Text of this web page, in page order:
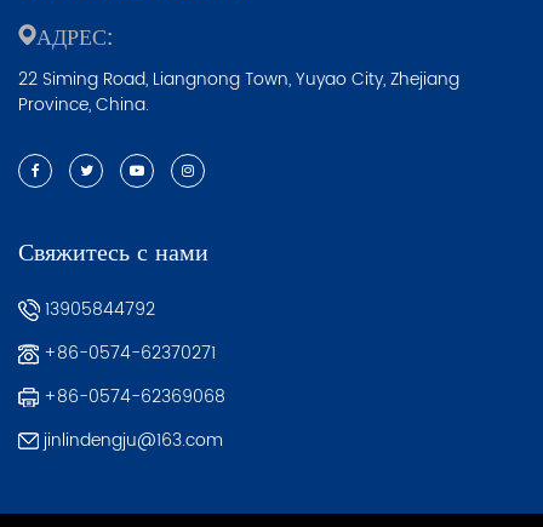
АДРЕС:
22 Siming Road, Liangnong Town, Yuyao City, Zhejiang
Province, China.
Свяжитесь с нами
13905844792
+86-0574-62370271
+86-0574-62369068
jinlindengju@163.com